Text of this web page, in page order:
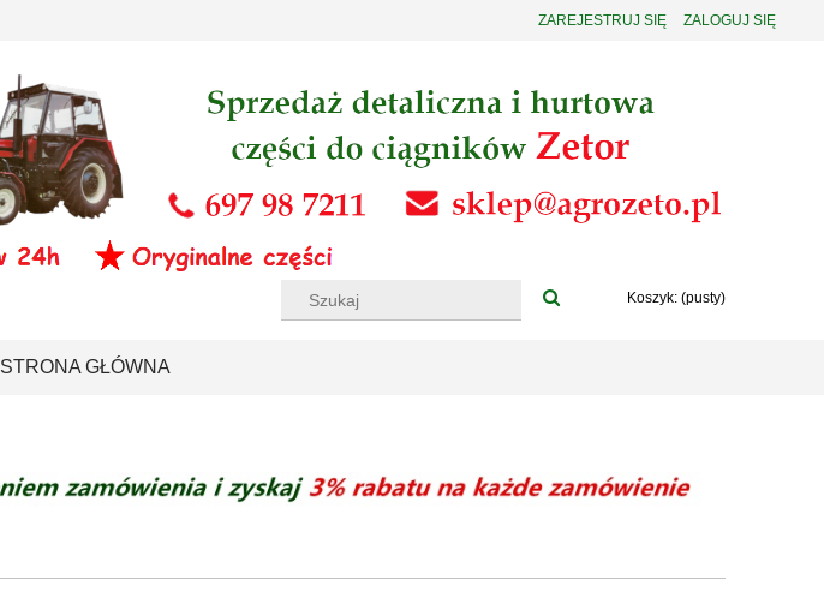
ZAREJESTRUJ SIĘ ZALOGUJ SIĘ
Koszyk: (pusty)
STRONA GŁÓWNA